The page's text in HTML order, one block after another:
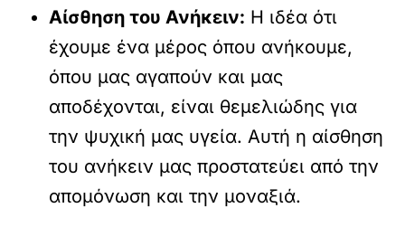
Αίσθηση του Ανήκειν: Η ιδέα ότι
έχουμε ένα μέρος όπου ανήκουμε,
όπου μας αγαπούν και μας
αποδέχονται, είναι θεμελιώδης για
την ψυχική μας υγεία. Αυτή η αίσθηση
του ανήκειν μας προστατεύει από την
απομόνωση και την μοναξιά.